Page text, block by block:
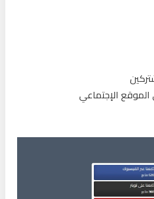
الإجتماعي